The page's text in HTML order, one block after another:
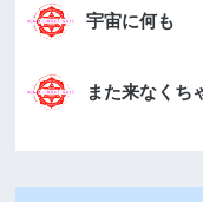
宇宙に何も
また来なくち